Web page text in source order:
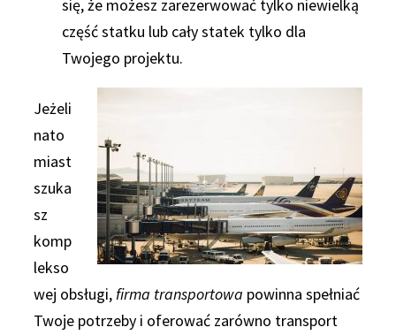
się, że możesz zarezerwować tylko niewielką
część statku lub cały statek tylko dla
Twojego projektu.
Jeżeli
nato
miast
szuka
sz
komp
lekso
wej obsługi,firma transportowa powinna spełniać
Twoje potrzeby i oferować zarówno transport